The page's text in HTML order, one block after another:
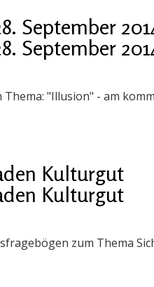
September
September
"Illusion" - am
Kulturgut
Kulturgut
zum Thema